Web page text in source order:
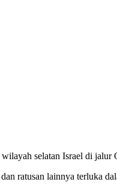
selatan Israel di jalur
ratusan lainnya terluka